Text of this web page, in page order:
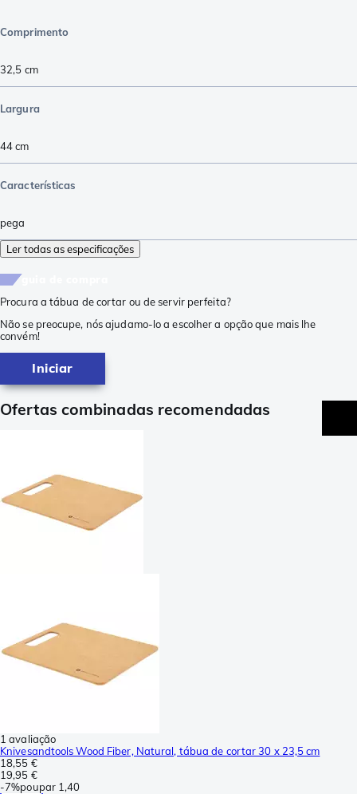
Comprimento
32,5 cm
Largura
44cm
Características
pega
Ler todas as especificações
Procura a tábua de cortar ou de servir perfeita?
Não se preocupe, nós ajudamo-lo a escolher a opção que mais lhe
convém!
Iniciar
Ofertas combinadas recomendadas
1 avaliação
Knivesandtools Wood Fiber, Natural, tábua de cortar 30 x 23,5 cm
18,55 €
19,95 €
-7%poupar 1,40